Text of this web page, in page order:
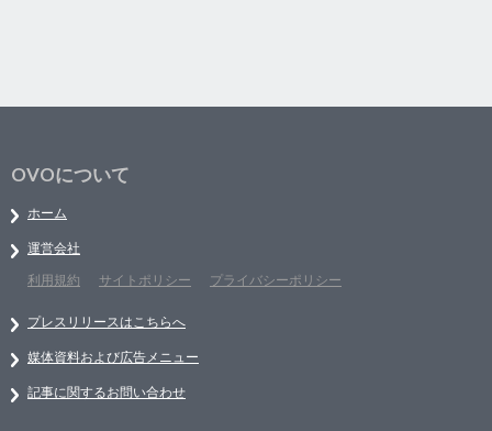
OVOについて
ホーム
運営会社
利用規約
サイトポリシー プライバシーポリシー
プレスリリースはこちらへ
媒体資料および広告メニュー
記事に関するお問い合わせ